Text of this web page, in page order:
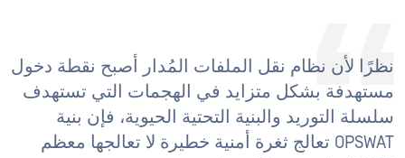
نظرًا لأن نظام نقل الملفات المُدار أصبح نقطة دخول
مستهدفة بشكل متزايد في الهجمات التي تستهدف
سلسلة التوريد والبنية التحتية الحيوية، فإن بنية
OPSWAT تعالج ثغرة أمنية خطيرة لا تعالجها معظم